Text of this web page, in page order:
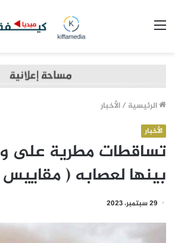
الرئيسية /الأخبار
الأخبار
تساقطات مطرية على
بينها لعصابه (
29 سبتمبر، 2023